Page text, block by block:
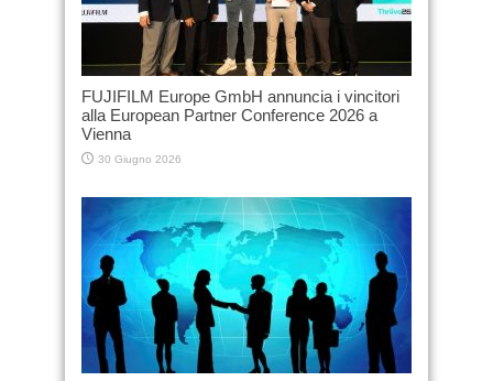
FUJIFILM Europe GmbH annuncia i vincitori
alla European Partner Conference 2026 a
Vienna
30 Giugno 2026